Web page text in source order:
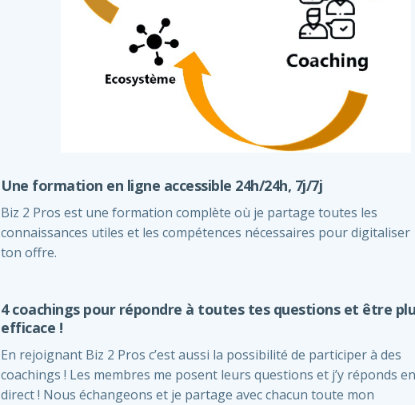
Une formation en ligne accessible 24h/24h, 7j/7j
Biz 2 Pros est une formation complète où je partage toutes les
connaissances utiles et les compétences nécessaires pour digitaliser
ton offre.
4 coachings pour répondre à toutes tes questions et être
efficace !
En rejoignant Biz 2 Pros c’est aussi la possibilité de participer à des
coachings ! Les membres me posent leurs questions et j’y réponds en
direct ! Nous échangeons et je partage avec chacun toute mon